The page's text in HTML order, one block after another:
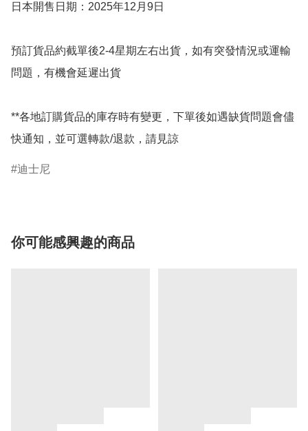
日本開售日期：2025年12月9日
預訂貨品約截單後2-4星期左右出貨，如有突發情況或運輸
問題，有機會延遲出貨
**各地訂購貨品的庫存時有變更，下單後如遇缺貨問題會儘
快通知，並可選轉款/退款，請見諒
迪士尼
你可能感興趣的商品